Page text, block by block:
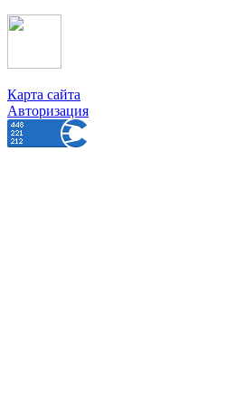
Карта сайта
Авторизация